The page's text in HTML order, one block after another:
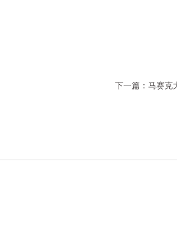
下一篇： 马赛克